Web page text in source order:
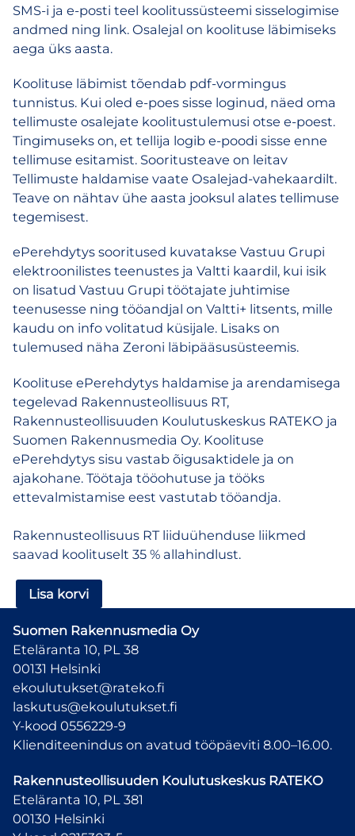
SMS-i ja e-posti teel koolitussüsteemi sisselogimise
andmed ning link. Osalejal on koolituse läbimiseks
aega üks aasta.
Koolituse läbimist tõendab pdf-vormingus
tunnistus. Kui oled e-poes sisse loginud, näed oma
tellimuste osalejate koolitustulemusi otse e-poest.
Tingimuseks on, et tellija logib e-poodi sisse enne
tellimuse esitamist. Sooritusteave on leitav
Tellimuste haldamise vaate Osalejad-vahekaardilt.
Teave on nähtav ühe aasta jooksul alates tellimuse
tegemisest.
ePerehdytys sooritused kuvatakse Vastuu Grupi
elektroonilistes teenustes ja Valtti kaardil, kui isik
on lisatud Vastuu Grupi töötajate juhtimise
teenusesse ning tööandjal on Valtti+ litsents, mille
kaudu on info volitatud küsijale. Lisaks on
tulemused näha Zeroni läbipääsusüsteemis.
Koolituse ePerehdytys haldamise ja arendamisega
tegelevad Rakennusteollisuus RT,
Rakennusteollisuuden Koulutuskeskus RATEKO ja
Suomen Rakennusmedia Oy. Koolituse
ePerehdytys sisu vastab õigusaktidele ja on
ajakohane. Töötaja tööohutuse ja tööks
ettevalmistamise eest vastutab tööandja.
Rakennusteollisuus RT liiduühenduse liikmed
saavad koolituselt 35 % allahindlust.
ePerehdytys
–
ühekordne
tellimus
kogus
Lisa korvi
Suomen Rakennusmedia Oy
Eteläranta 10, PL 38
00131 Helsinki
ekoulutukset@rateko.fi
laskutus@ekoulutukset.fi
Y-kood 0556229-9
Klienditeenindus on avatud tööpäeviti 8.00–16.00.
Rakennusteollisuuden Koulutuskeskus RATEKO
Eteläranta 10, PL 381
00130 Helsinki